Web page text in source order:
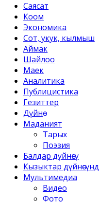
Саясат
Коом
Экономика
Сот, укук, кылмыш
Аймак
Шайлоо
Маек
Аналитика
Публицистика
Гезиттер
Дүйнө
Маданият
Тарых
Поэзия
Балдар дүйнөсү
Кызыктар дүйнөсүндө
Мультимедиа
Видео
Фото